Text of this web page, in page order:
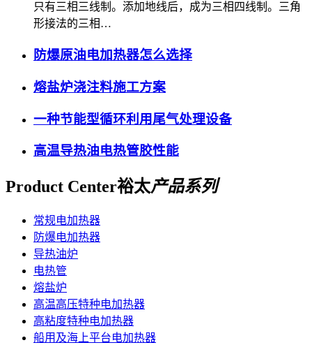
只有三相三线制。添加地线后，成为三相四线制。三角
形接法的三相…
防爆原油电加热器怎么选择
熔盐炉浇注料施工方案
一种节能型循环利用尾气处理设备
高温导热油电热管胶性能
Product Center裕太产品系列
常规电加热器
防爆电加热器
导热油炉
电热管
熔盐炉
高温高压特种电加热器
高粘度特种电加热器
船用及海上平台电加热器